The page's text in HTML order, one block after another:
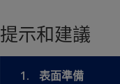
提示和建議
1. 表面準備